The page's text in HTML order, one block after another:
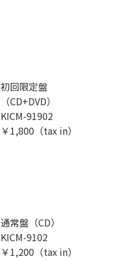
初回限定盤
（CD+DVD）
KICM-91902
￥1,800（tax in）
通常盤（CD）
KICM-9102
￥1,200（tax in）